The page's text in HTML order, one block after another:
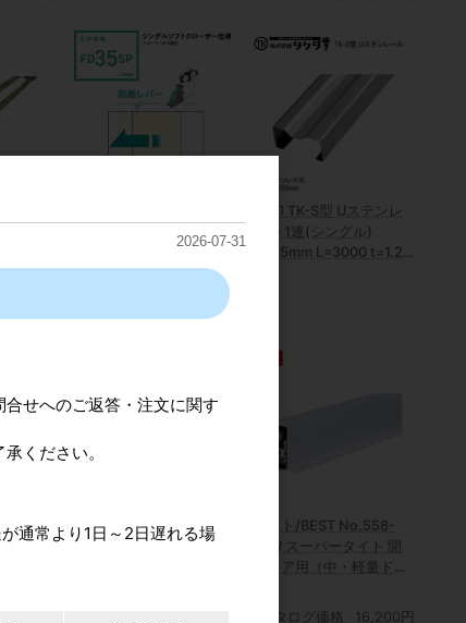
吊式引戸 FD35SP シング
上ローラー木口掘込
4,140円
TK印 TK-S型 Uステンレ
ール 1連(シングル)
H=25mm L=3000 t=1.2
作所
子バネ
日高製作所 N固定フック
A-S 天井用
ベスト/BEST No.558-
2LW スーパータイト 開
きドア用（中・軽量ドア
カタログ価格
16,200円
2026-07-31
せへのご返答・注文に関す
ください。
通常より1日～2日遅れる場